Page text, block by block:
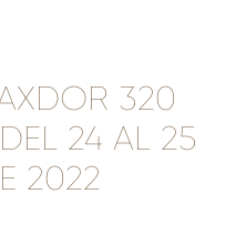
320
24 AL 25
2022